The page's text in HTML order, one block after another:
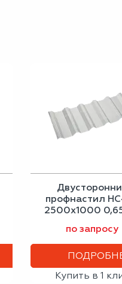
профнастил
2500х1000
по запросу
Купить в 1